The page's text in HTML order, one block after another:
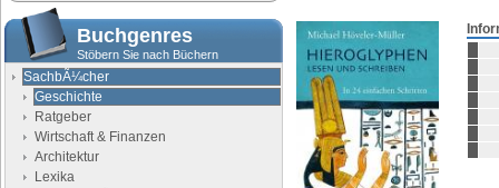
Buchgenres
Stöbern Sie nach Büchern
SachbÃ¼cher
Geschichte
Ratgeber
Wirtschaft & Finanzen
Architektur
Lexika